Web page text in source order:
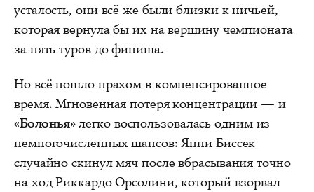
усталость, они всё же были близки к ничьей,
которая вернула бы их на вершину чемпионата
за пять туров до финиша.
Но всё пошло прахом в компенсированное
время. Мгновенная потеря концентрации — и
«Болонья»легко воспользовалась одним из
немногочисленных шансов: Янни Биссек
случайно скинул мяч после вбрасывания точно
на ход Риккардо Орсолини, который взорвал